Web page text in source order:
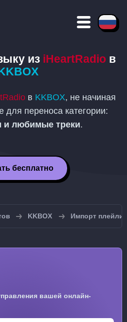
из iHeartRadio в
в KKBOX, не начиная
для переноса категории:
и любимые треки.
бесплатно
KKBOX Импорт
вашей онлайн-